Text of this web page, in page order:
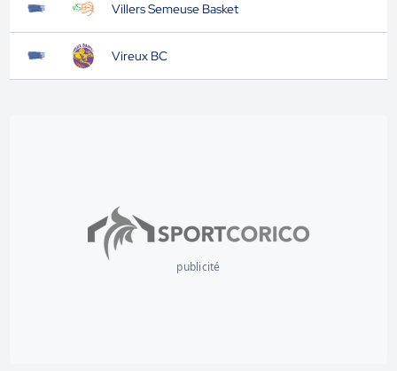
Villers Semeuse Basket
Vireux BC
publicité